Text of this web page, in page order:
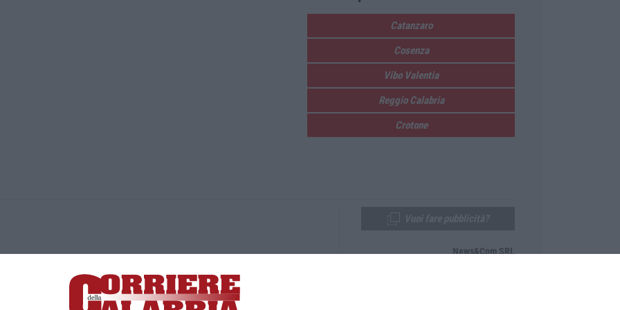
Catanzaro
Cosenza
Vibo Valentia
Reggio Calabria
Crotone
Lamezia Terme (CZ)
responsabile Paola Militano |Privacy
News&Com SRL